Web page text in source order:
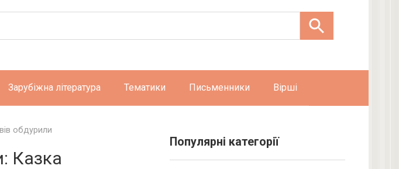
Зарубіжна література Тематики Письменники Вірші
обдурили
Казка
Популярні категорії